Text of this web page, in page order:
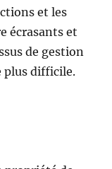
et les
écrasants et
de gestion
plus difficile.